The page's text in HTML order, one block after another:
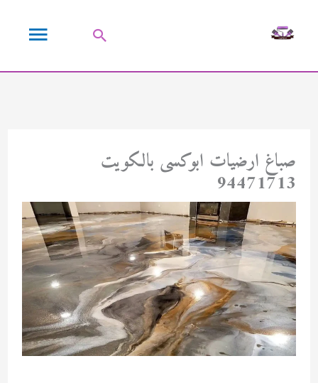
القائمة
البحث
صباغ ارضيات ابوكسى بالكويت
94471713